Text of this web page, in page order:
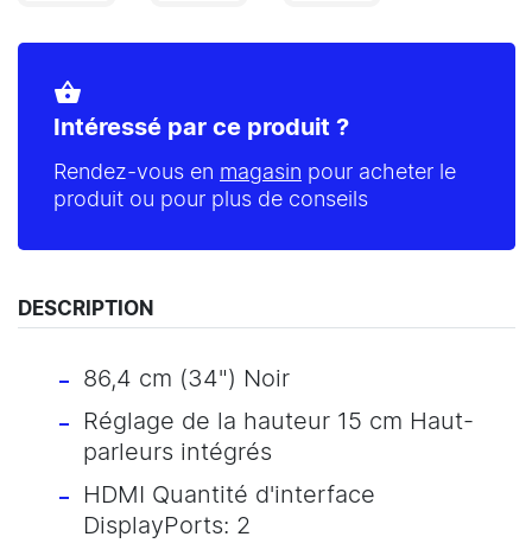
shopping_basket
Intéressé par ce produit ?
Rendez-vous en magasin pour acheter le
produit ou pour plus de conseils
DESCRIPTION
86,4 cm (34") Noir
Réglage de la hauteur 15 cm Haut-
parleurs intégrés
HDMI Quantité d'interface
DisplayPorts: 2